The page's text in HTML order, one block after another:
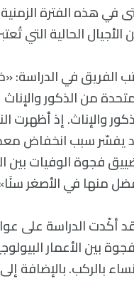
في هذه الفترة
الأجيال الحالية التي
من الذكور
والإناث. إذ أظهرت
يفسّر سبب انخفاض معدل
فجوة الوفيات بين
منها في الأصغر
أكّدت الدراسة على
بين الأعمار
بالركب. بالإضافة